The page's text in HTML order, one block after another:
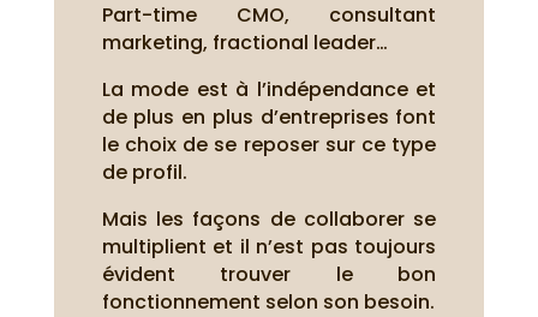
Part-time CMO, consultant
marketing, fractional leader…
La mode est à l’indépendance et
de plus en plus d’entreprises font
le choix de se reposer sur ce type
de profil.
Mais les façons de collaborer se
multiplient et il n’est pas toujours
évident trouver le bon
fonctionnement selon son besoin.